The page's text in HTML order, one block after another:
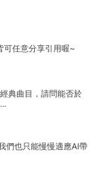
可任意分享引用喔~
典曲目，請問能否於
們也只能慢慢適應AI帶